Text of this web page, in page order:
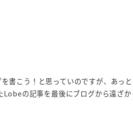
書こう！と思っていのですが、あっ
の記事を最後にブログから遠ざ